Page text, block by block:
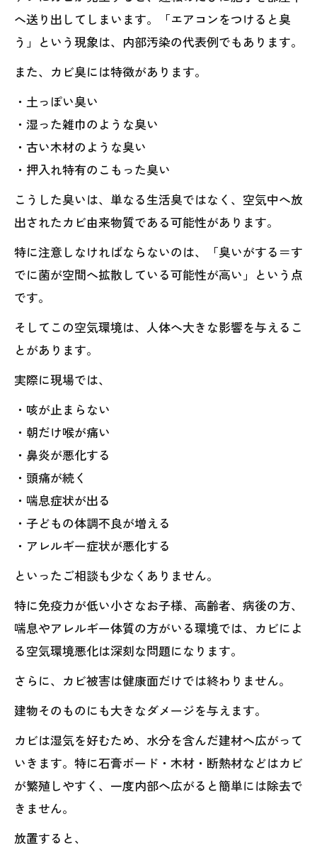
へ送り出してしまいます。「エアコンをつけると臭
う」という現象は、内部汚染の代表例でもあります。
また、カビ臭には特徴があります。
・土っぽい臭い
・湿った雑巾のような臭い
・古い木材のような臭い
・押入れ特有のこもった臭い
こうした臭いは、単なる生活臭ではなく、空気中へ放
出されたカビ由来物質である可能性があります。
特に注意しなければならないのは、「臭いがする＝す
でに菌が空間へ拡散している可能性が高い」という点
です。
そしてこの空気環境は、人体へ大きな影響を与えるこ
とがあります。
実際に現場では、
・咳が止まらない
・朝だけ喉が痛い
・鼻炎が悪化する
・頭痛が続く
・喘息症状が出る
・子どもの体調不良が増える
・アレルギー症状が悪化する
といったご相談も少なくありません。
特に免疫力が低い小さなお子様、高齢者、病後の方、
喘息やアレルギー体質の方がいる環境では、カビによ
る空気環境悪化は深刻な問題になります。
さらに、カビ被害は健康面だけでは終わりません。
建物そのものにも大きなダメージを与えます。
カビは湿気を好むため、水分を含んだ建材へ広がって
いきます。特に石膏ボード・木材・断熱材などはカビ
が繁殖しやすく、一度内部へ広がると簡単には除去で
きません。
放置すると、